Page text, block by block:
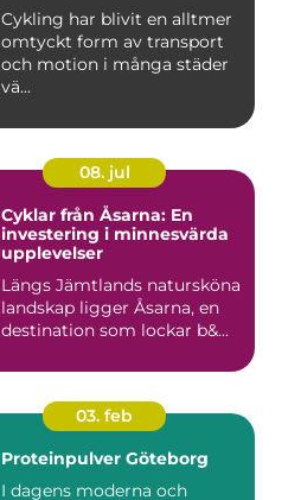
Cykling har blivit en alltmer
omtyckt form av transport
och motion i många städer
vä...
08. jul
Cyklar från Åsarna: En
investering i minnesvärda
upplevelser
Längs Jämtlands natursköna
landskap ligger Åsarna, en
destination som lockar b&...
03. feb
Proteinpulver Göteborg
I dagens moderna och